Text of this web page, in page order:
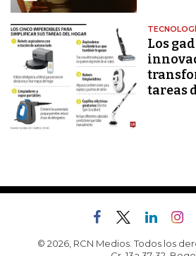
Los
tareas
© 2026, RCN Medios. Todos los